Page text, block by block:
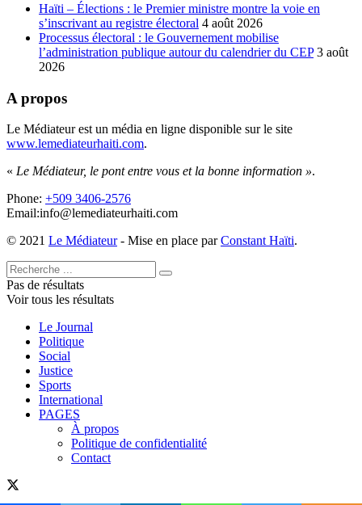
Haïti – Élections : le Premier ministre montre la voie en
s’inscrivant au registre électoral 4 août 2026
Processus électoral : le Gouvernement mobilise
l’administration publique autour du calendrier du CEP 3 août
2026
A propos
Le Médiateur est un média en ligne disponible sur le site
www.lemediateurhaiti.com.
« Le Médiateur, le pont entre vous et la bonne information ».
Phone: +509 3406-2576
Email:info@lemediateurhaiti.com
© 2021 Le Médiateur- Mise en place parConstant Haïti.
Pas de résultats
Voir tous les résultats
Le Journal
Politique
Social
Justice
Sports
International
PAGES
À propos
Politique de confidentialité
Contact